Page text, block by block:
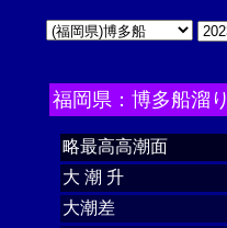
福岡県：博多船溜り
略最高高潮面
大 潮 升
大潮差